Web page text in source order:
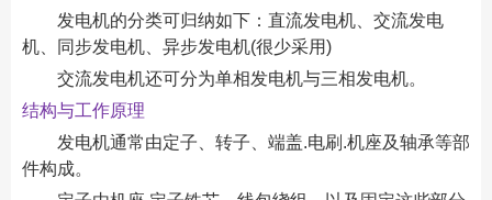
发电机的分类可归纳如下：直流发电机、交流发电
机、同步发电机、异步发电机(很少采用)
交流发电机还可分为单相发电机与三相发电机。
结构与工作原理
发电机通常由定子、转子、端盖.电刷.机座及轴承等部
件构成。